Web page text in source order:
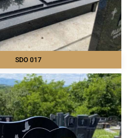
SDO 017